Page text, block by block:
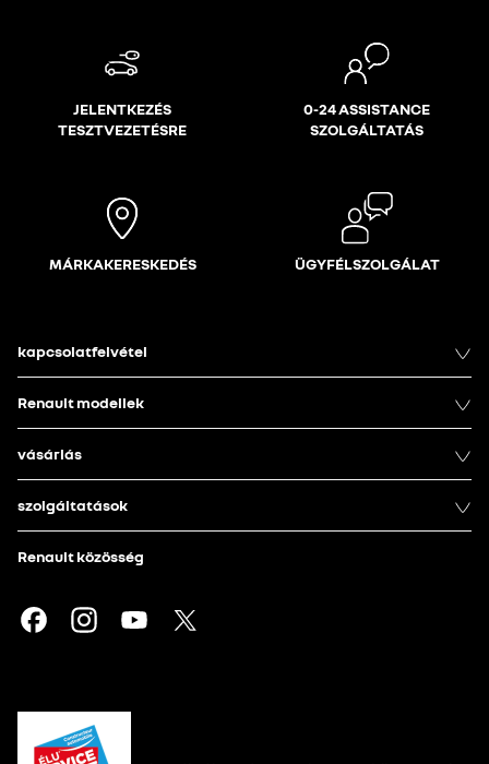
JELENTKEZÉS
TESZTVEZETÉSRE
0-24 ASSISTANCE
SZOLGÁLTATÁS
MÁRKAKERESKEDÉS ÜGYFÉLSZOLGÁLAT
kapcsolatfelvétel
Renault modellek
vásárlás
szolgáltatások
Renault közösség